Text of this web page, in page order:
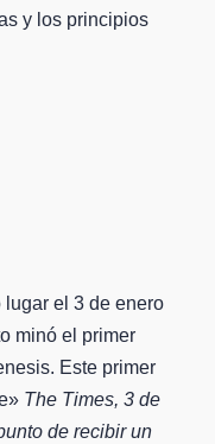
y los principios
el 3 de enero
minó el primer
Este primer
The Times, 3 de
de recibir un